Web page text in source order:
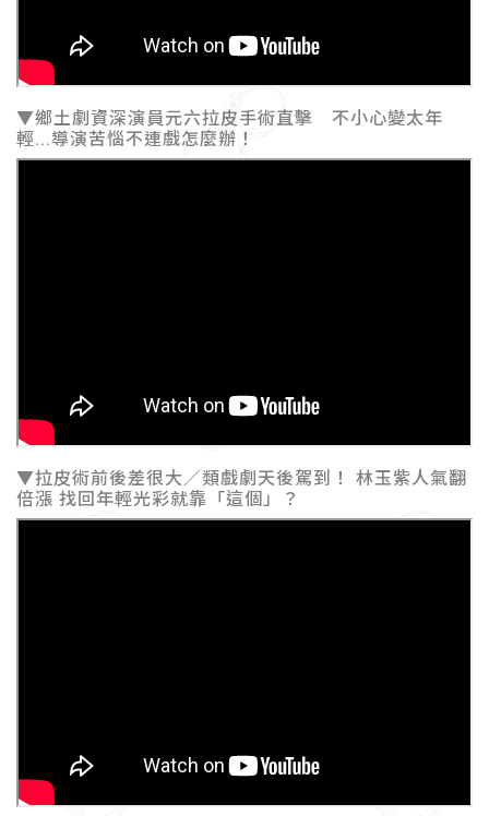
▼鄉土劇資深演員元六拉皮手術直擊 不小心變太年
輕...導演苦惱不連戲怎麼辦！
▼拉皮術前後差很大／類戲劇天後駕到！ 林玉紫人氣翻
倍漲 找回年輕光彩就靠「這個」？